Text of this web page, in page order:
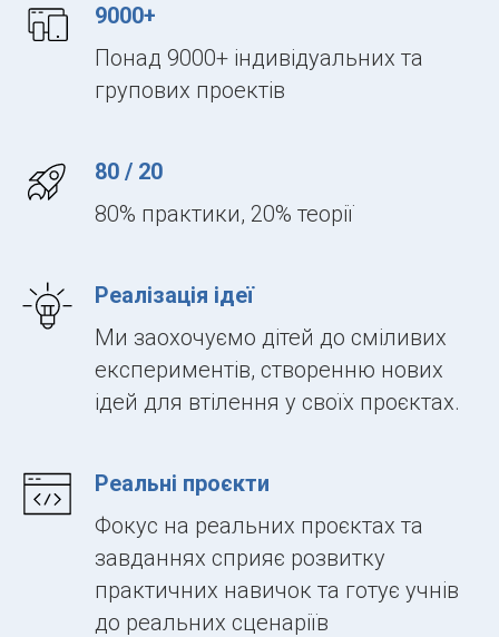
9000+
Понад 9000+ індивідуальних та
групових проектів
80 / 20
80% практики, 20% теорії
Реалізація ідеї
Ми заохочуємо дітей до сміливих
експериментів, створенню нових
ідей для втілення у своїх проєктах.
Реальні проєкти
Фокус на реальних проєктах та
завданнях сприяє розвитку
практичних навичок та готує учнів
до реальних сценаріїв